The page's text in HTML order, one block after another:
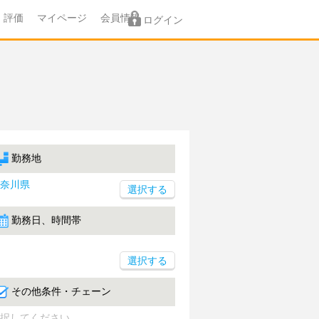
評価 マイページ 会員情報 ログイン
勤務地
川県
勤務日、時間帯
選択する
その他条件・チェーン